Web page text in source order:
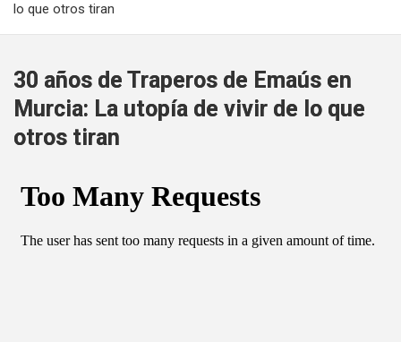
lo que otros tiran
30 años de Traperos de Emaús en
Murcia: La utopía de vivir de lo que
otros tiran